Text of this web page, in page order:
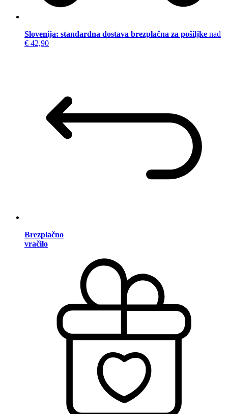
Slovenija: standardna dostava brezplačna za pošiljke nad
€ 42,90
Brezplačno
vračilo